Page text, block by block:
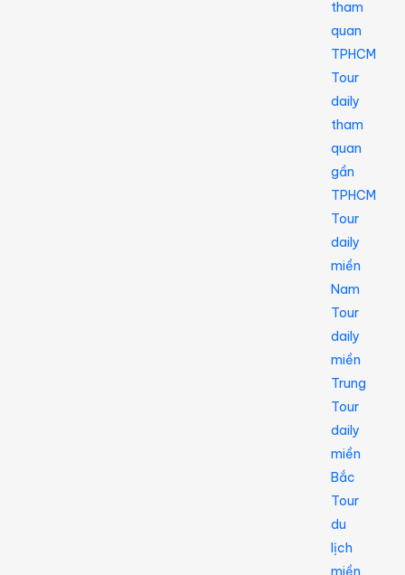
tham
quan
TPHCM
Tour
daily
tham
quan
gần
TPHCM
Tour
daily
miền
Nam
Tour
daily
miền
Trung
Tour
daily
miền
Bắc
Tour
du
lịch
miền